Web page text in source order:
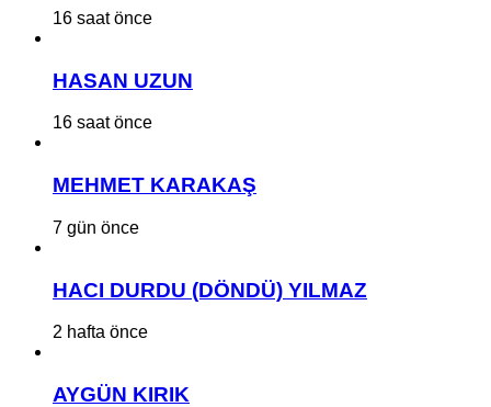
16 saat önce
HASAN UZUN
16 saat önce
MEHMET KARAKAŞ
7 gün önce
HACI DURDU (DÖNDÜ) YILMAZ
2 hafta önce
AYGÜN KIRIK